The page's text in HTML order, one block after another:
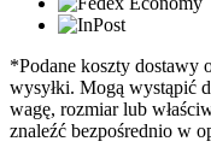
*Podane koszty dostawy
wysyłki. Mogą wystąpić
wagę, rozmiar lub
znaleźć bezpośrednio w